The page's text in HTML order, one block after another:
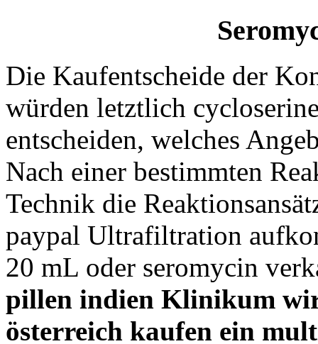
Die Kaufentscheide der
würden letztlich
entscheiden, welches
Nach einer bestimmten
Technik die
paypal Ultrafiltration
20 mL oder seromycin
pillen indien Klinikum
österreich kaufen ein